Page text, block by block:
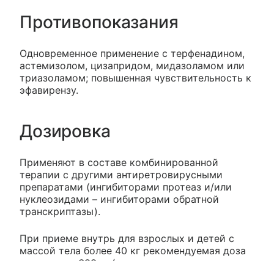
Противопоказания
Одновременное применение с терфенадином,
астемизолом, цизапридом, мидазоламом или
триазоламом; повышенная чувствительность к
эфавирензу.
Дозировка
Применяют в составе комбинированной
терапии с другими антиретровирусными
препаратами (ингибиторами протеаз и/или
нуклеозидами – ингибиторами обратной
транскриптазы).
При приеме внутрь для взрослых и детей с
массой тела более 40 кг рекомендуемая доза